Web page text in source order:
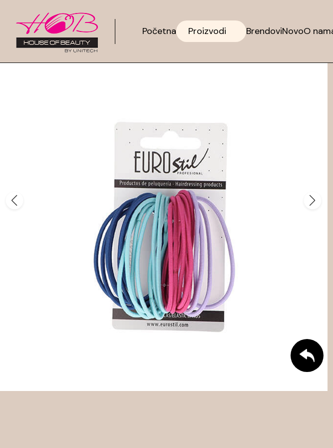
Početna Proizvodi BrendoviNovoO